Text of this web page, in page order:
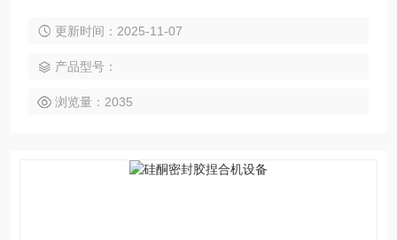
更新时间：2025-11-07
产品型号：
浏览量：2035